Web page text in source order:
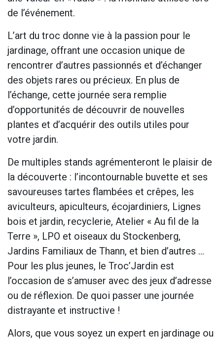
de l’événement.
L’art du troc donne vie à la passion pour le
jardinage, offrant une occasion unique de
rencontrer d’autres passionnés et d’échanger
des objets rares ou précieux. En plus de
l’échange, cette journée sera remplie
d’opportunités de découvrir de nouvelles
plantes et d’acquérir des outils utiles pour
votre jardin.
De multiples stands agrémenteront le plaisir de
la découverte : l’incontournable buvette et ses
savoureuses tartes flambées et crêpes, les
aviculteurs, apiculteurs, écojardiniers, Lignes
bois et jardin, recyclerie, Atelier « Au fil de la
Terre », LPO et oiseaux du Stockenberg,
Jardins Familiaux de Thann, et bien d’autres …
Pour les plus jeunes, le Troc’Jardin est
l’occasion de s’amuser avec des jeux d’adresse
ou de réflexion. De quoi passer une journée
distrayante et instructive !
Alors, que vous soyez un expert en jardinage ou